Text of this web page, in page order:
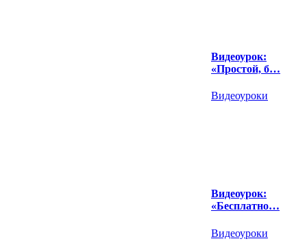
Видеоурок:
«Простой, б…
Видеоуроки
Видеоурок:
«Бесплатно…
Видеоуроки